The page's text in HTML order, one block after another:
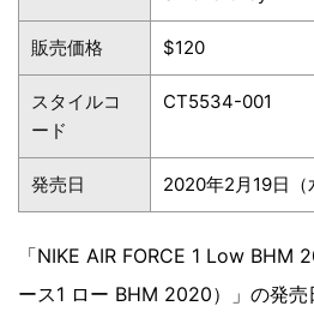
販売価格 $120
スタイルコ
ード
CT5534-001
発売日 2020年2月19日（
「NIKE AIR FORCE 1 Low BHM
ース1 ロー BHM 2020）」の発売